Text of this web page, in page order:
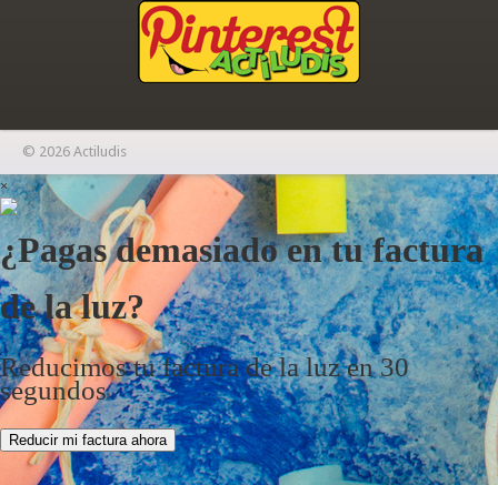
© 2026 Actiludis
×
¿Pagas demasiado en tu factura
de la luz?
Reducimos tu factura de la luz en 30
segundos
Reducir mi factura ahora